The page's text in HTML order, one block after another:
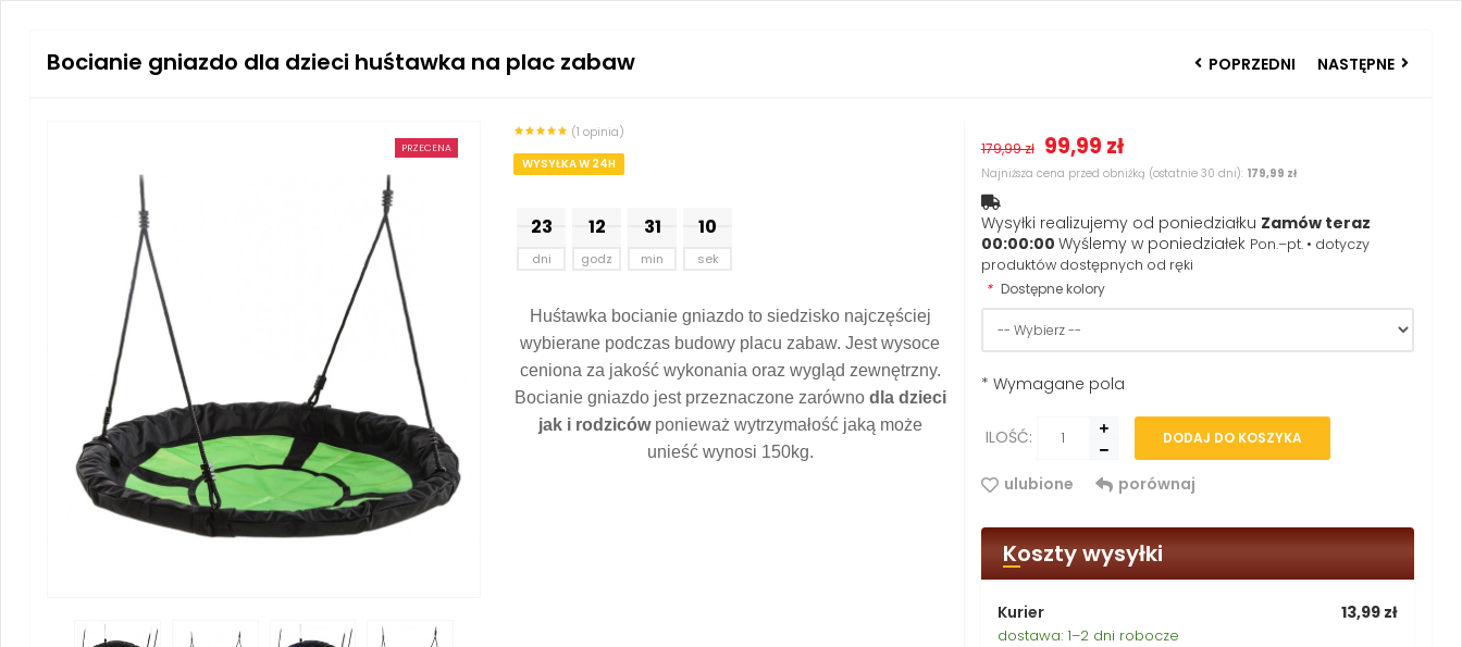
Bocianie gniazdo dla dzieci huśtawka na plac zabaw POPRZEDNI NASTĘPNE
PRZECENA
(1 opinia)
WYSYŁKA W 24H
23
dni
12
godz
31
min
09
sek
Huśtawka bocianie gniazdo to siedzisko najczęściej
wybierane podczas budowy placu zabaw. Jest wysoce
ceniona za jakość wykonania oraz wygląd zewnętrzny.
Bocianie gniazdo jest przeznaczone zarówno dla dzieci
jak i rodzicówponieważ wytrzymałość jaką może
unieść wynosi 150kg.
179,99 zł 99,99 zł
Najniższa cena przed obniżką (ostatnie 30 dni): 179,99 zł
Wysyłki realizujemy od poniedziałku Zamów teraz
00:00:00 Wyślemy w poniedziałek Pon.–pt. • dotyczy
produktów dostępnych od ręki
* Dostępne kolory
* Wymagane pola
ILOŚĆ: DODAJ DO KOSZYKA
ulubione porównaj
Koszty wysyłki
Kurier 13,99 zł
dostawa: 1–2 dni robocze